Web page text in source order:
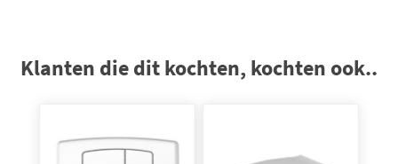
Klanten die dit kochten, kochten ook..